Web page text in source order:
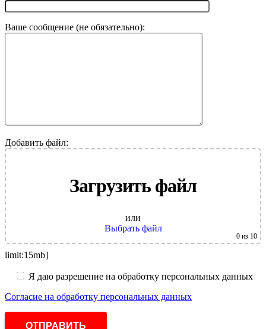
Ваше сообщение (не обязательно):
Добавить файл:
Загрузить файл
или
Выбрать файл
0 из 10
limit:15mb]
Я даю разрешение на обработку персональных данных
Согласие на обработку персональных данных